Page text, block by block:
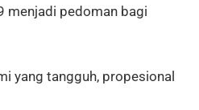
menjadi pedoman bagi
yang tangguh, propesional